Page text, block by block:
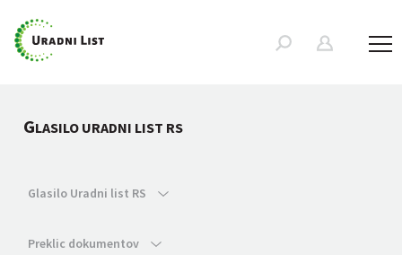
GLASILO URADNI LIST RS
Glasilo Uradni list RS
Preklic dokumentov